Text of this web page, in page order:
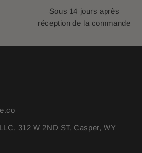
Sous 14 jours après
réception de la commande
312 W 2ND ST, Casper, WY